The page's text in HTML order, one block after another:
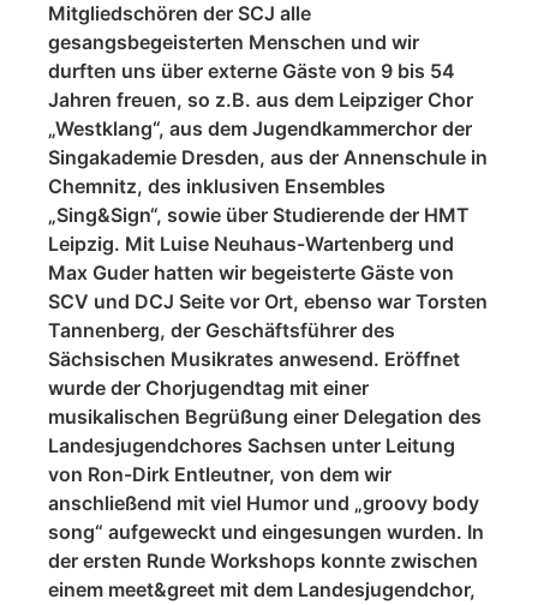
Mitgliedschören der SCJ alle
gesangsbegeisterten Menschen und wir
durften uns über externe Gäste von 9 bis 54
Jahren freuen, so z.B. aus dem Leipziger Chor
„Westklang“, aus dem Jugendkammerchor der
Singakademie Dresden, aus der Annenschule in
Chemnitz, des inklusiven Ensembles
„Sing&Sign“, sowie über Studierende der HMT
Leipzig. Mit Luise Neuhaus-Wartenberg und
Max Guder hatten wir begeisterte Gäste von
SCV und DCJ Seite vor Ort, ebenso war Torsten
Tannenberg, der Geschäftsführer des
Sächsischen Musikrates anwesend. Eröffnet
wurde der Chorjugendtag mit einer
musikalischen Begrüßung einer Delegation des
Landesjugendchores Sachsen unter Leitung
von Ron-Dirk Entleutner, von dem wir
anschließend mit viel Humor und „groovy body
song“ aufgeweckt und eingesungen wurden. In
der ersten Runde Workshops konnte zwischen
einem meet&greet mit dem Landesjugendchor,